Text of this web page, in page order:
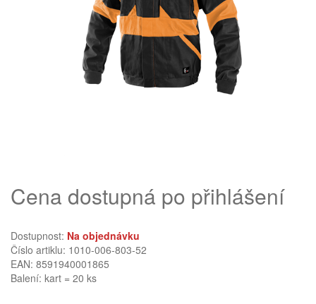
Cena dostupná po přihlášení
Dostupnost: Na objednávku
Číslo artiklu: 1010-006-803-52
EAN: 8591940001865
Balení: kart = 20 ks